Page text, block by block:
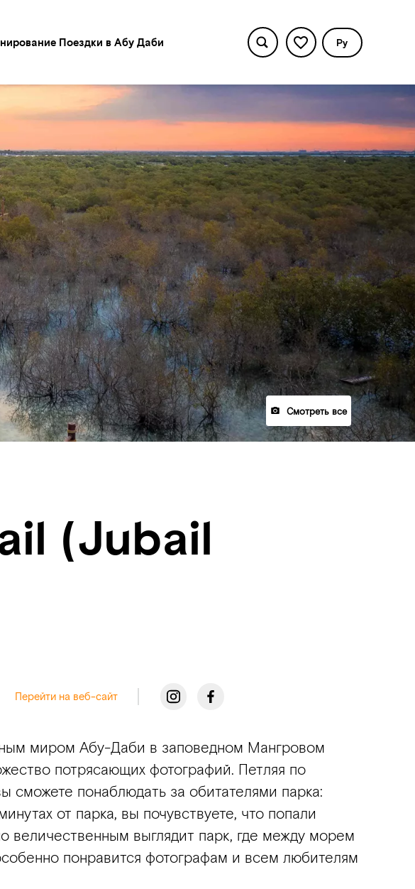
Поездки в Абу Даби Pу
Смотреть все
(Jubail
Перейти на веб-сайт
миром Абу-Даби в заповедном Мангровом
потрясающих фотографий. Петляя по
сможете понаблюдать за обитателями парка:
от парка, вы почувствуете, что попали
величественным выглядит парк, где между морем
понравится фотографам и всем любителям